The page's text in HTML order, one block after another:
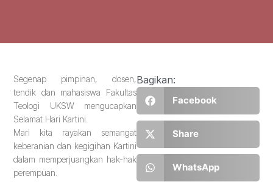
Segenap pimpinan, dosen,
tendik dan mahasiswa Fakultas
Teologi UKSW mengucapkan
Selamat Hari Kartini.
Mari kita rayakan semangat
keberanian dan kegigihan Kartini
dalam memperjuangkan hak-hak
perempuan.
Bagikan:
Facebook
Share
WhatsApp